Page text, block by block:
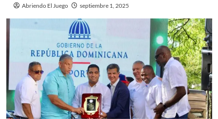
Abriendo El Juego septiembre 1, 2025